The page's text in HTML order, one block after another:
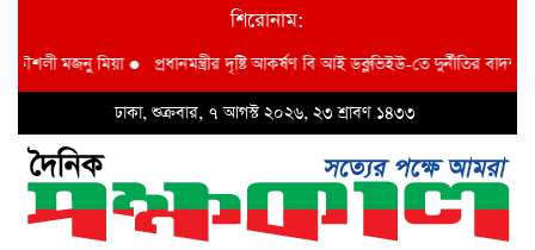
শিরোনাম:
মজনু মিয়া●প্রধানমন্ত্রীর দৃষ্টি আকর্ষণ বি আই ডব্লুভিইউ-তে দুর্নীতির বাদশ
ঢাকা, শুক্রবার, ৭ আগস্ট ২০২৬, ২৩ শ্রাবণ ১৪৩৩